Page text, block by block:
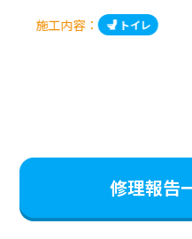
施工内容： トイレ
修理報告